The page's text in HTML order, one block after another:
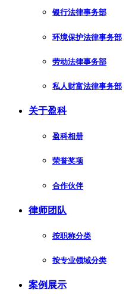
银行法律事务部
环境保护法律事务部
劳动法律事务部
私人财富法律事务部
关于盈科
盈科相册
荣誉奖项
合作伙伴
律师团队
按职称分类
按专业领域分类
案例展示